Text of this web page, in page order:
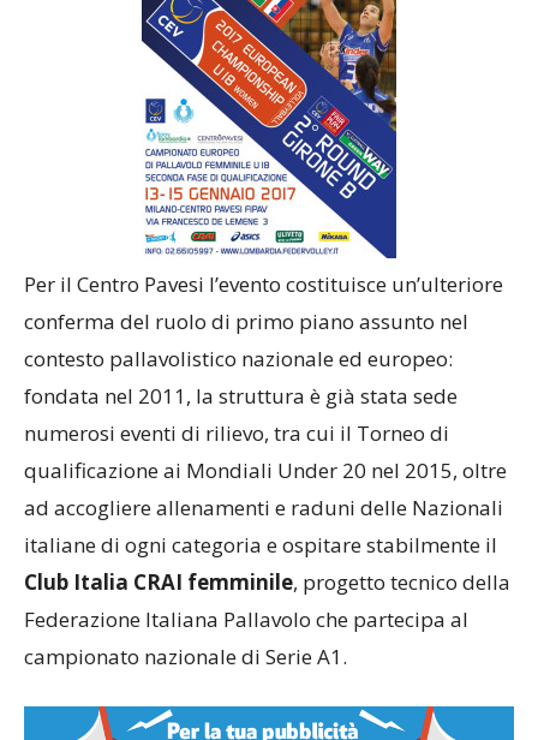
Per il Centro Pavesi l’evento costituisce un’ulteriore
conferma del ruolo di primo piano assunto nel
contesto pallavolistico nazionale ed europeo:
fondata nel 2011, la struttura è già stata sede
numerosi eventi di rilievo, tra cui il Torneo di
qualificazione ai Mondiali Under 20 nel 2015, oltre
ad accogliere allenamenti e raduni delle Nazionali
italiane di ogni categoria e ospitare stabilmente il
Club Italia CRAI femminile, progetto tecnico della
Federazione Italiana Pallavolo che partecipa al
campionato nazionale di Serie A1.